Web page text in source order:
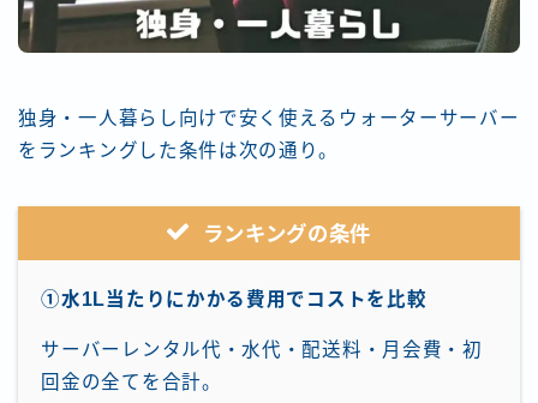
独身・一人暮らし向けで安く使えるウォーターサーバー
をランキングした条件は次の通り。
ランキングの条件
①水1L当たりにかかる費用でコストを比較
サーバーレンタル代・水代・配送料・月会費・初
回金の全てを合計。